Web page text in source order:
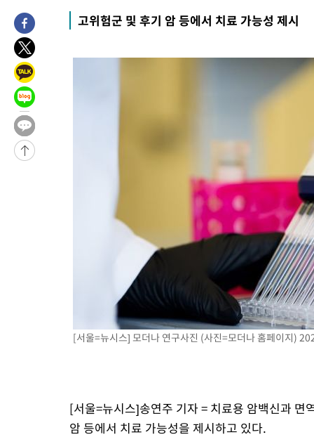
-4375초 전 >
"미 전국적 살모네라 식중독 원인은 멕시코산 할라피뇨"-- CDC
-2888초 전 >
[속보]경찰·노동부, HL만도 평택사업장 끼임 사망 관련 압수수
-31715초 전 >
-30021초 전 >
SK하이닉스, 용인·청주 팹에 54조 투자…"AI 메모리 수요 선
-26877초 전 >
여자배구 이재영·이다영 자매, 아제르바이잔 투란VC 입단
-26130초 전 >
-25864초 전 >
-25817초 전 >
[속보]원·달러 환율, 7.7원 내린 1416.1원 마감
[속보] 노원서 40.1도 관측…서울, 2018년 이후 첫 40도
[속보]종합특검, '계엄 수용공간 확보' 신용해 前교정본부장
외신들도 주목한 韓축구 파문…"국민적 공분에 수사 재개"
11시간 압수수색에 성접대 파문까지…'쑥대밭' 된 축구협회
[속보]규제합리화위원회 부위원장에 김태유 서울대 공대 교
[속보]국힘 윤리위, '돌려차기 발언' 진종오·서범수 징계 절차
[속보] 7월 중국 수출 23.9%↑ 수입 27.5%↑…무역총액
[속보]'채상병 순직 책임' 임성근, 항소심도 징역 3년
[속보]종합특검, '관저이전 봐주기 감사' 유병호 구속기소
"미 전국적 살모네라 식중독 원인은 멕시코산 할라피뇨"-- CDC
[속보]경찰·노동부, HL만도 평택사업장 끼임 사망 관련 압수수
고위험군 및 후기 암 등에서 치료 가능성 제시
[서울=뉴시스] 모더나 연구사진 (사진=모더나 홈페이지)
[서울=뉴시스]송연주 기자 = 치료용 암백신과
암 등에서 치료 가능성을 제시하고 있다.